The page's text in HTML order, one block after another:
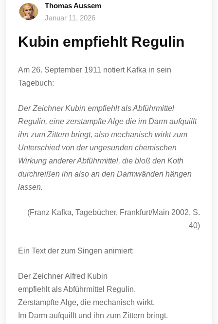
Thomas Aussem
Januar 11, 2026
Kubin empfiehlt Regulin
Am 26. September 1911 notiert Kafka in sein
Tagebuch:
Der Zeichner Kubin empfiehlt als Abführmittel
Regulin, eine zerstampfte Alge die im Darm aufquillt
ihn zum Zittern bringt, also mechanisch wirkt zum
Unterschied von der ungesunden chemischen
Wirkung anderer Abführmittel, die bloß den Koth
durchreißen ihn also an den Darmwänden hängen
lassen.
(Franz Kafka, Tagebücher, Frankfurt/Main 2002, S.
40)
Ein Text der zum Singen animiert:
Der Zeichner Alfred Kubin
empfiehlt als Abführmittel Regulin.
Zerstampfte Alge, die mechanisch wirkt.
Im Darm aufquillt und ihn zum Zittern bringt.